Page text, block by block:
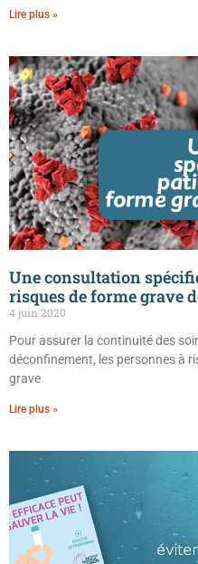
Lire plus »
Une consultation
risques de forme grave
4 juin 2020
Pour assurer la continuité des
déconfinement, les personnes à
grave
Lire plus »